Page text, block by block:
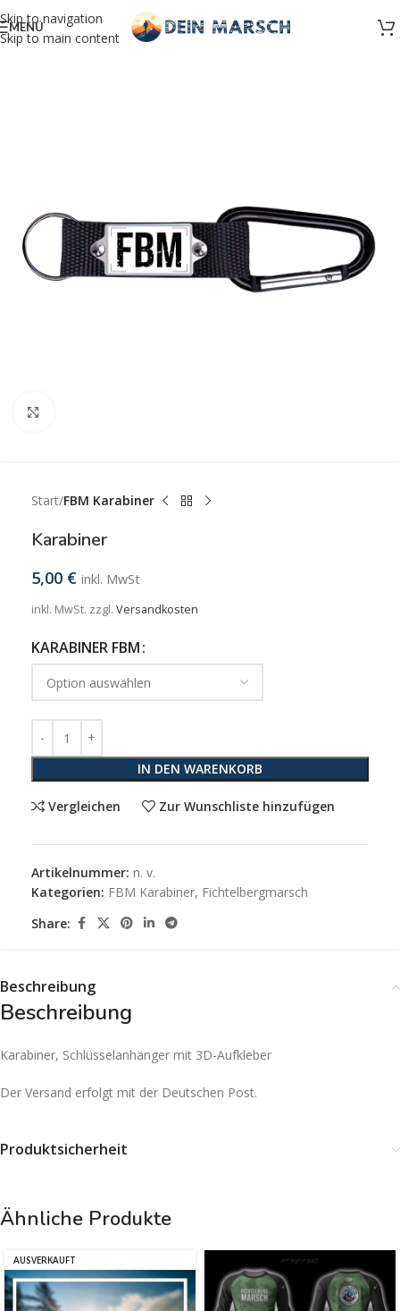
Skip to navigation
Skip to main content
MENÜ
Start FBM Karabiner
Karabiner
5,00 € inkl. MwSt
inkl. MwSt. zzgl. Versandkosten
KARABINER FBM
IN DEN WARENKORB
Vergleichen Zur Wunschliste hinzufügen
Artikelnummer: n. v.
Kategorien: FBM Karabiner, Fichtelbergmarsch
Share:
Beschreibung
Beschreibung
Karabiner, Schlüsselanhänger mit 3D-Aufkleber
Der Versand erfolgt mit der Deutschen Post.
Produktsicherheit
Ähnliche Produkte
AUSVERKAUFT